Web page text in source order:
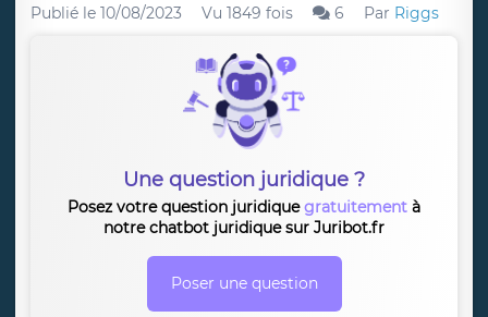
Publié le 10/08/2023 Vu 1849 fois 6 Par Riggs
Une question juridique ?
Posez votre question juridiquegratuitement à
notre chatbot juridique sur Juribot.fr
Poser une question